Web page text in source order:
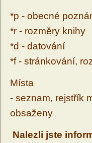
*p - obecné
*r - rozměry knihy
*d - datování
*f - stránkování,
Místa
- seznam, rejstřík
obsaženy
Nalezli jste